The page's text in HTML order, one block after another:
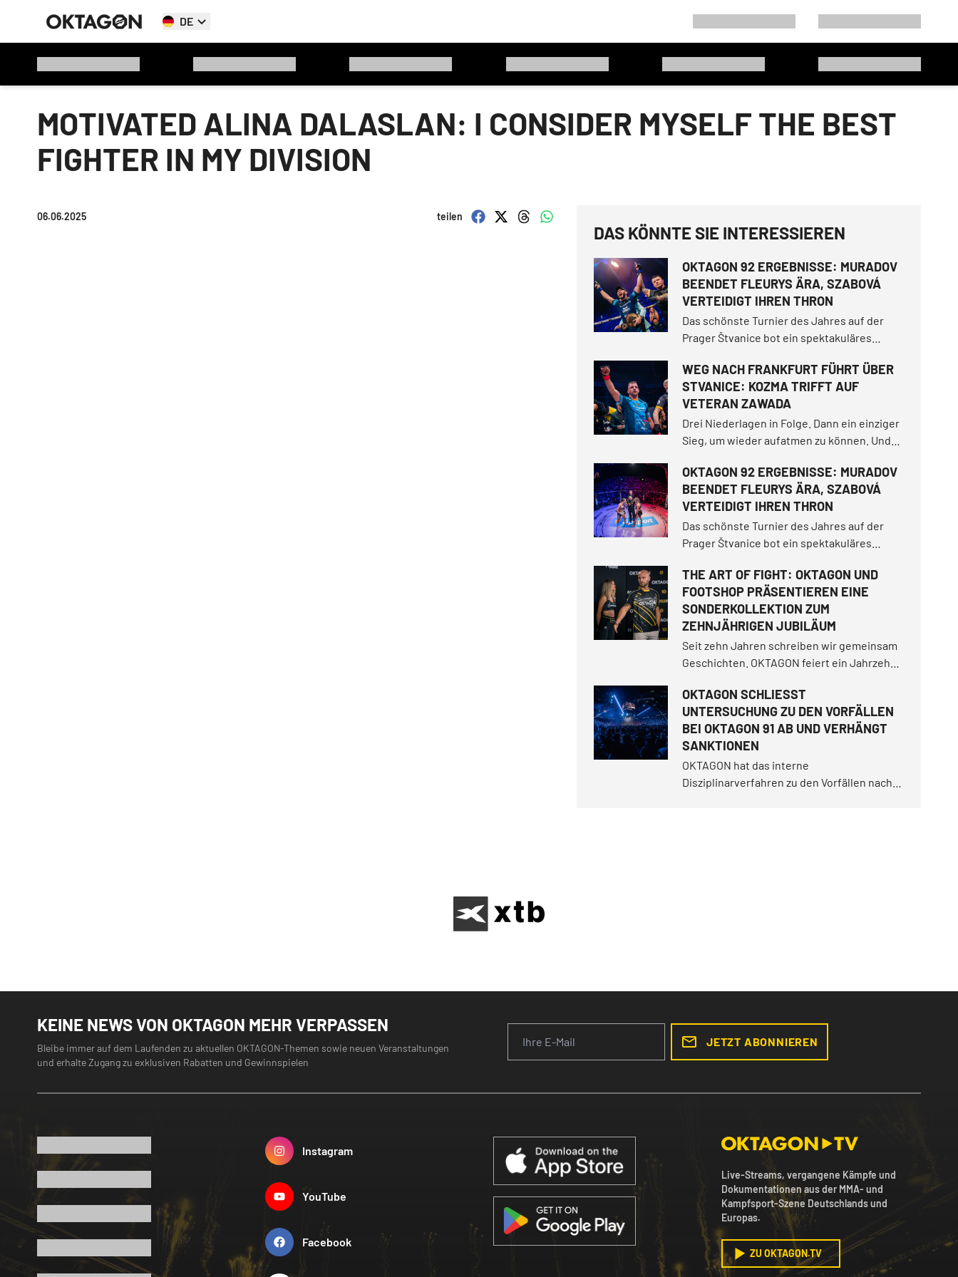
DE
MOTIVATED ALINA DALASLAN: I CONSIDER MYSELF THE BEST
FIGHTER IN MY DIVISION
06.06.2025 teilen
DAS KÖNNTE SIE INTERESSIEREN
OKTAGON 92 ERGEBNISSE: MURADOV
BEENDET FLEURYS ÄRA, SZABOVÁ
VERTEIDIGT IHREN THRON
Das schönste Turnier des Jahres auf der
Prager Štvanice bot ein spektakuläres
Sommernacht sorgte Makhmud Muradov für
einen historischen Moment, als er Will
Fleury spektakulär ausknockte.
WEG NACH FRANKFURT FÜHRT ÜBER
STVANICE: KOZMA TRIFFT AUF
VETERAN ZAWADA
Drei Niederlagen in Folge. Dann ein einziger
Sieg, um wieder aufatmen zu können. Und
entscheidet, ob es der Beginn eines
Comebacks oder nur ein letztes Aufbäumen
war.
OKTAGON 92 ERGEBNISSE: MURADOV
BEENDET FLEURYS ÄRA, SZABOVÁ
VERTEIDIGT IHREN THRON
Das schönste Turnier des Jahres auf der
Prager Štvanice bot ein spektakuläres
Sommernacht sorgte Makhmud Muradov für
einen historischen Moment.
THE ART OF FIGHT: OKTAGON UND
FOOTSHOP PRÄSENTIEREN EINE
SONDERKOLLEKTION ZUM
ZEHNJÄHRIGEN JUBILÄUM
Seit zehn Jahren schreiben wir gemeinsam
Geschichten. OKTAGON feiert ein Jahrzehnt
Kämpfe und Momente, in denen wir unserer
Angst ins Auge geblickt haben.
OKTAGON SCHLIESST
UNTERSUCHUNG ZU DEN VORFÄLLEN
BEI OKTAGON 91 AB UND VERHÄNGT
SANKTIONEN
OKTAGON hat das interne
Disziplinarverfahren zu den Vorfällen nach
KEINE NEWS VON OKTAGON MEHR VERPASSEN
Bleibe immer auf dem Laufenden zu aktuellen OKTAGON-Themen sowie neuen Veranstaltungen
und erhalte Zugang zu exklusiven Rabatten und Gewinnspielen
JETZT ABONNIEREN
Instagram
YouTube
Facebook
Live-Streams, vergangene Kämpfe und
Dokumentationen aus der MMA- und
Kampfsport-Szene Deutschlands und
Europas.
ZU OKTAGON.TV